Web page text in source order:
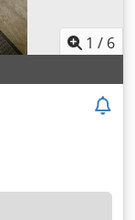
1 / 6